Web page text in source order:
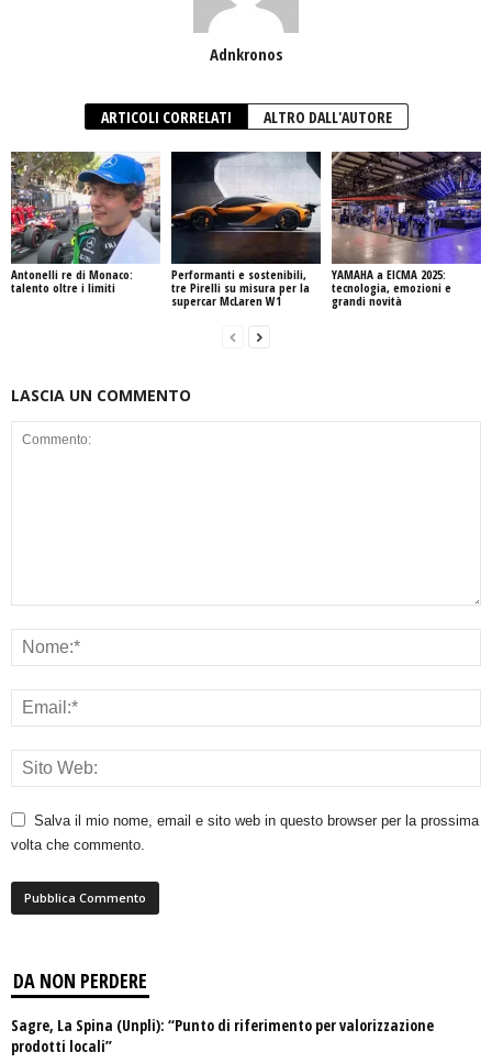
Adnkronos
ARTICOLI CORRELATI ALTRO DALL'AUTORE
Antonelli re di Monaco:
talento oltre i limiti
Performanti e sostenibili,
tre Pirelli su misura per la
supercar McLaren W1
YAMAHA a EICMA 2025:
tecnologia, emozioni e
grandi novità
LASCIA UN COMMENTO
Salva il mio nome, email e sito web in questo browser per la prossima
volta che commento.
DA NON PERDERE
Sagre, La Spina (Unpli): “Punto di riferimento per valorizzazione
prodotti locali”